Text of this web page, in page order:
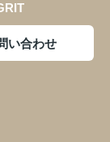
い合わせ